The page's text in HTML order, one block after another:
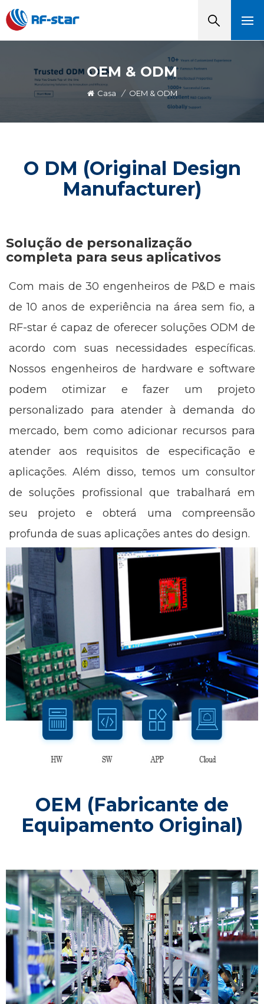
OEM & ODM
Casa / OEM & ODM
O DM (Original Design
Manufacturer)
Solução de personalização
completa para seus aplicativos
Com mais de 30 engenheiros de P&D e mais
de 10 anos de experiência na área sem fio, a
RF-star é capaz de oferecer soluções ODM de
acordo com suas necessidades específicas.
Nossos engenheiros de hardware e software
podem otimizar e fazer um projeto
personalizado para atender à demanda do
mercado, bem como adicionar recursos para
atender aos requisitos de especificação e
aplicações. Além disso, temos um consultor
de soluções profissional que trabalhará em
seu projeto e obterá uma compreensão
profunda de suas aplicações antes do design.
OEM (Fabricante de
Equipamento Original)